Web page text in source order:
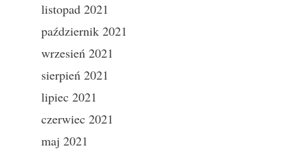
listopad 2021
październik 2021
wrzesień 2021
sierpień 2021
lipiec 2021
czerwiec 2021
maj 2021